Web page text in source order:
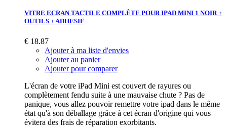
VITRE ECRAN TACTILE COMPLÈTE POUR IPAD MINI 1 NOIR +
OUTILS + ADHESIF
€ 18.87
Ajouter à ma liste d'envies
Ajouter au panier
Ajouter pour comparer
L'écran de votre iPad Mini est couvert de rayures ou
complètement fendu suite à une mauvaise chute ? Pas de
panique, vous allez pouvoir remettre votre ipad dans le même
état qu'à son déballage grâce à cet écran d'origine qui vous
évitera des frais de réparation exorbitants.